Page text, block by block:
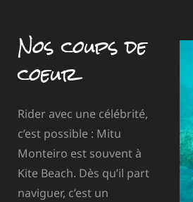
Nos coups de
coeur
Rider avec une célébrité,
c’est possible : Mitu
Monteiro est souvent à
Kite Beach. Dès qu’il part
naviguer, c’est un